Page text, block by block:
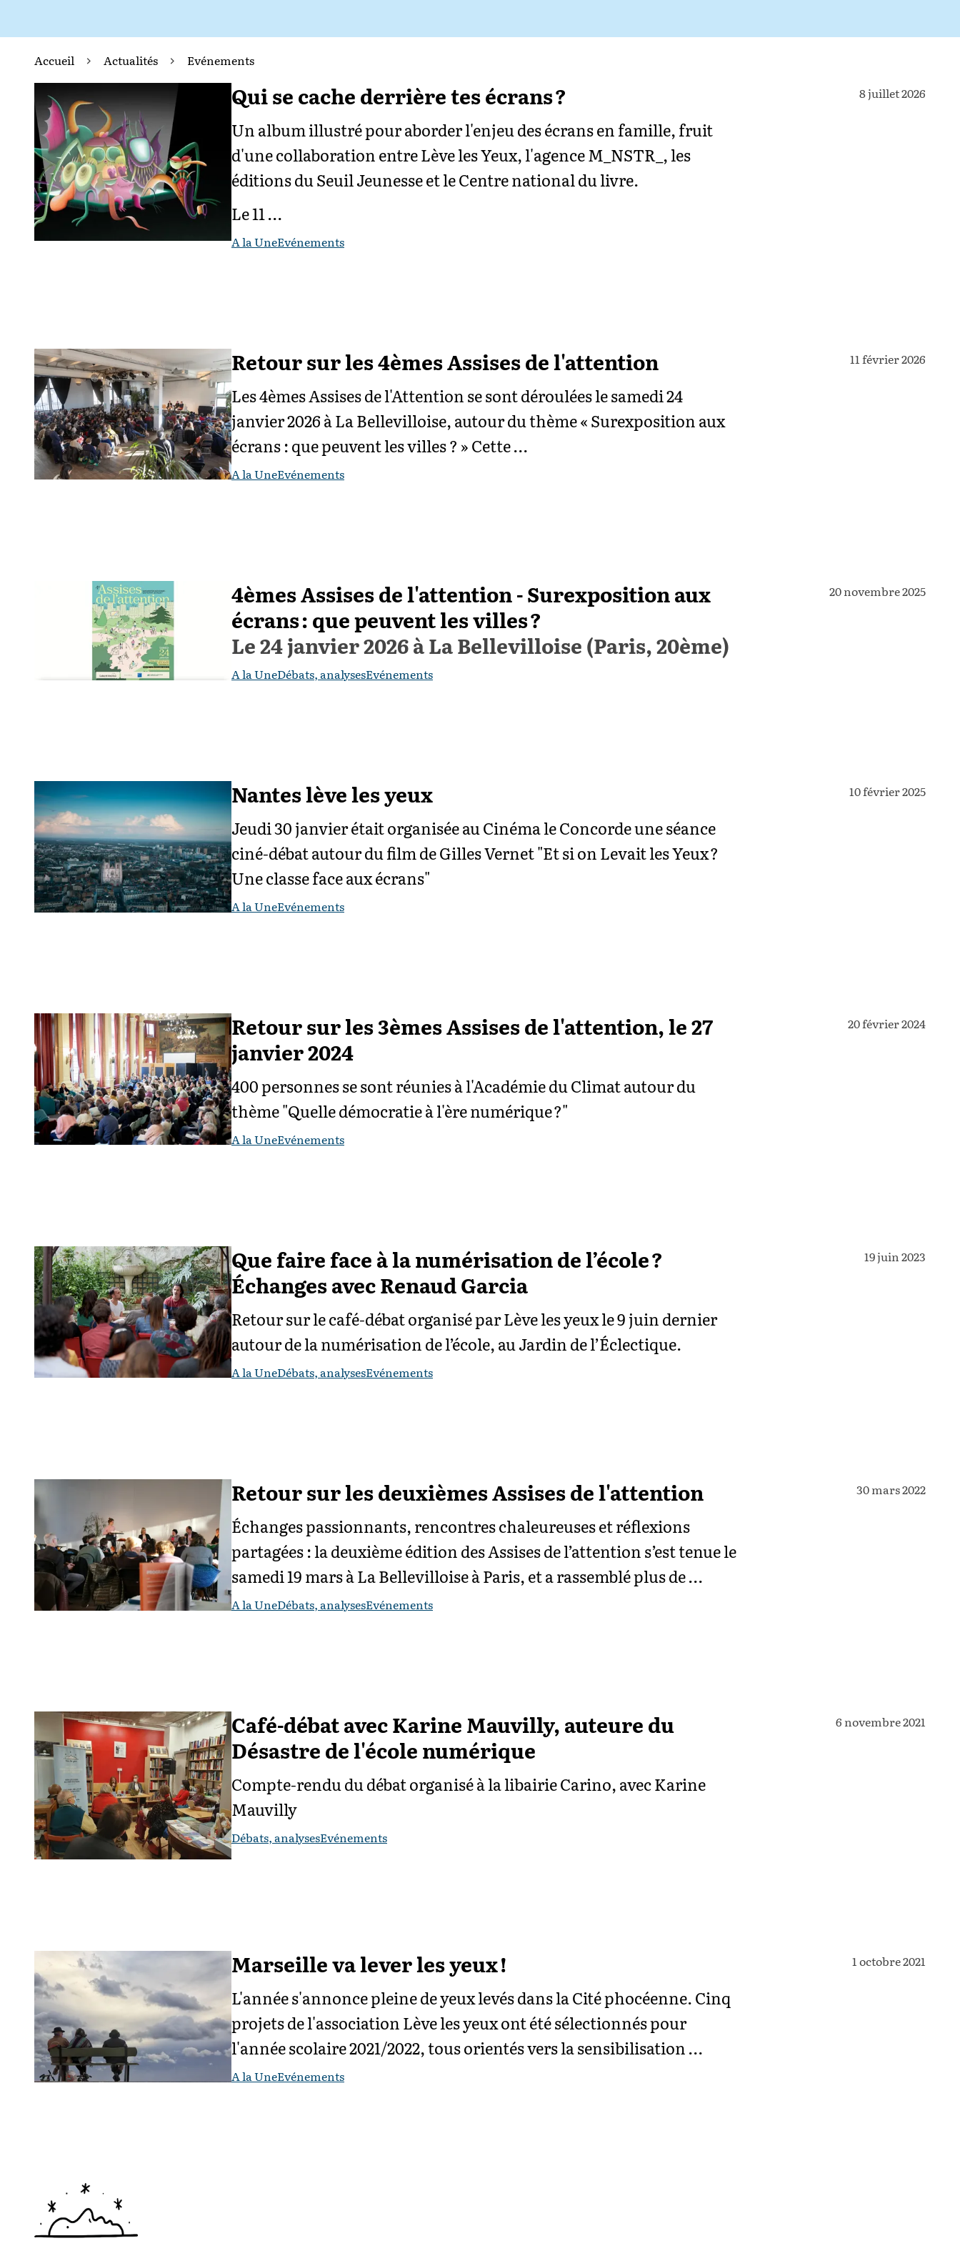
Accueil Actualités Evénements
Qui se cache derrière tes écrans ?
Un album illustré pour aborder l'enjeu des écrans en famille, fruit
d'une collaboration entre Lève les Yeux, l'agence M_NSTR_, les
éditions du Seuil Jeunesse et le Centre national du livre.
Le 11 …
A la UneEvénements
8 juillet 2026
Retour sur les 4èmes Assises de l'attention
Les 4èmes Assises de l'Attention se sont déroulées le samedi 24
janvier 2026 à La Bellevilloise, autour du thème « Surexposition aux
écrans : que peuvent les villes ? » Cette …
A la UneEvénements
11 février 2026
4èmes Assises de l'attention - Surexposition aux
écrans : que peuvent les villes ?
Le 24 janvier 2026 à La Bellevilloise (Paris, 20ème)
A la UneDébats, analysesEvénements
20 novembre 2025
Nantes lève les yeux
Jeudi 30 janvier était organisée au Cinéma le Concorde une séance
ciné-débat autour du film de Gilles Vernet "Et si on Levait les Yeux ?
Une classe face aux écrans"
A la UneEvénements
10 février 2025
Retour sur les 3èmes Assises de l'attention, le 27
janvier 2024
400 personnes se sont réunies à l'Académie du Climat autour du
thème "Quelle démocratie à l'ère numérique ?"
A la UneEvénements
20 février 2024
Que faire face à la numérisation de l’école ?
Échanges avec Renaud Garcia
Retour sur le café-débat organisé par Lève les yeux le 9 juin dernier
autour de la numérisation de l’école, au Jardin de l’Éclectique.
A la UneDébats, analysesEvénements
19 juin 2023
Retour sur les deuxièmes Assises de l'attention
Échanges passionnants, rencontres chaleureuses et réflexions
partagées : la deuxième édition des Assises de l’attention s’est tenue le
samedi 19 mars à La Bellevilloise à Paris, et a rassemblé plus de …
A la UneDébats, analysesEvénements
30 mars 2022
Café-débat avec Karine Mauvilly, auteure du
Désastre de l'école numérique
Compte-rendu du débat organisé à la libairie Carino, avec Karine
Mauvilly
Débats, analysesEvénements
6 novembre 2021
Marseille va lever les yeux !
L'année s'annonce pleine de yeux levés dans la Cité phocéenne. Cinq
projets de l'association Lève les yeux ont été sélectionnés pour
l'année scolaire 2021/2022, tous orientés vers la sensibilisation …
A la UneEvénements
1 octobre 2021